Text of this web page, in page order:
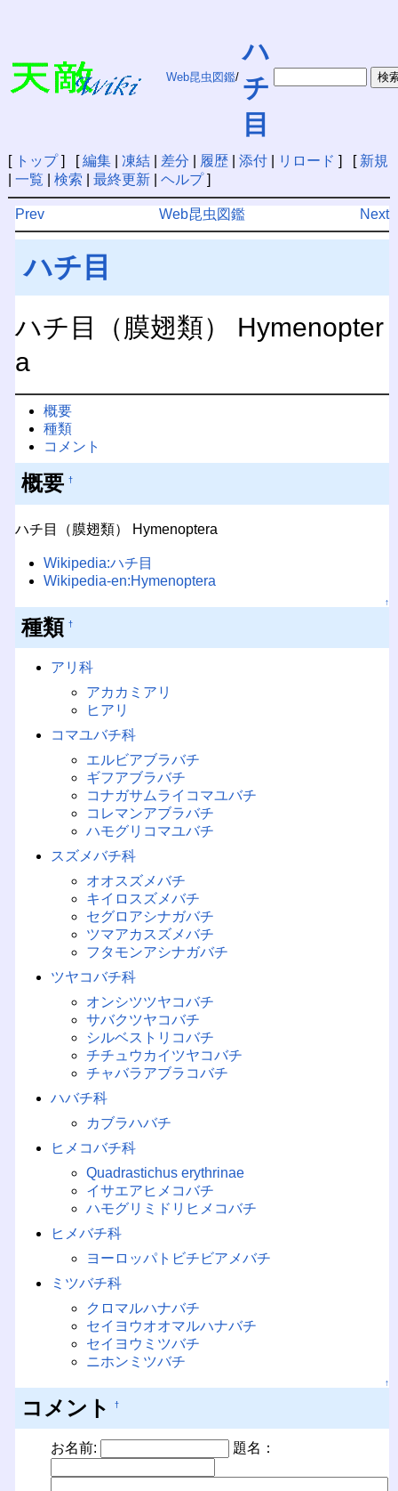
Web昆虫図鑑/
ハ
チ
目
[ トップ] [編集| 凍結| 差分 履歴| 添付| リロード ] [ 新規
一覧 検索 最終更新| ヘルプ]
Prev Next
Web昆虫図鑑
ハチ目
ハチ目（膜翅類） Hymenopter
a
概要
種類
コメント
概要 †
ハチ目（膜翅類） Hymenoptera
Wikipedia:ハチ目
Wikipedia-en:Hymenoptera
↑
種類 †
アリ科
アカカミアリ
ヒアリ
コマユバチ科
エルビアブラバチ
ギフアブラバチ
コナガサムライコマユバチ
コレマンアブラバチ
ハモグリコマユバチ
スズメバチ科
オオスズメバチ
キイロスズメバチ
セグロアシナガバチ
ツマアカスズメバチ
フタモンアシナガバチ
ツヤコバチ科
オンシツツヤコバチ
サバクツヤコバチ
シルベストリコバチ
チチュウカイツヤコバチ
チャバラアブラコバチ
ハバチ科
カブラハバチ
ヒメコバチ科
Quadrastichus erythrinae
イサエアヒメコバチ
ハモグリミドリヒメコバチ
ヒメバチ科
ヨーロッパトビチビアメバチ
ミツバチ科
クロマルハナバチ
セイヨウオオマルハナバチ
セイヨウミツバチ
ニホンミツバチ
↑
コメント †
お名前: 題名：